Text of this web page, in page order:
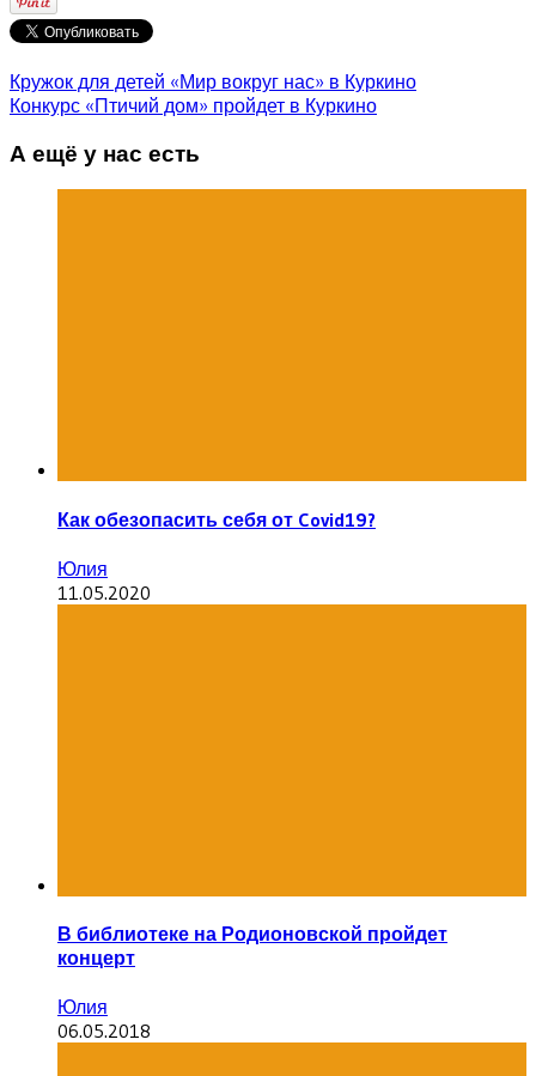
Кружок для детей «Мир вокруг нас» в Куркино
Конкурс «Птичий дом» пройдет в Куркино
А ещё у нас есть
Как обезопасить себя от Covid19?
Юлия
11.05.2020
В библиотеке на Родионовской пройдет
концерт
Юлия
06.05.2018